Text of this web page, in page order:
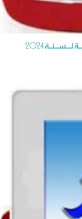
بالحمّام الشّعبي بالزريبة